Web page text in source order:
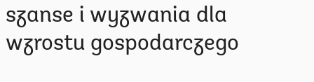
szanse i wyzwania dla
wzrostu gospodarczego